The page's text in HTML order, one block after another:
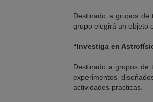
Destinado a grupos
grupo elegirá un objeto
“Investiga en
Destinado a grupos de
experimentos
actividades practicas.